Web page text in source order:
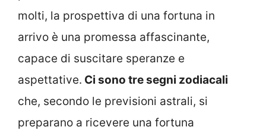
molti, la prospettiva di una fortuna in
arrivo è una promessa affascinante,
capace di suscitare speranze e
aspettative. Ci sono tre segni zodiacali
che, secondo le previsioni astrali, si
preparano a ricevere una fortuna